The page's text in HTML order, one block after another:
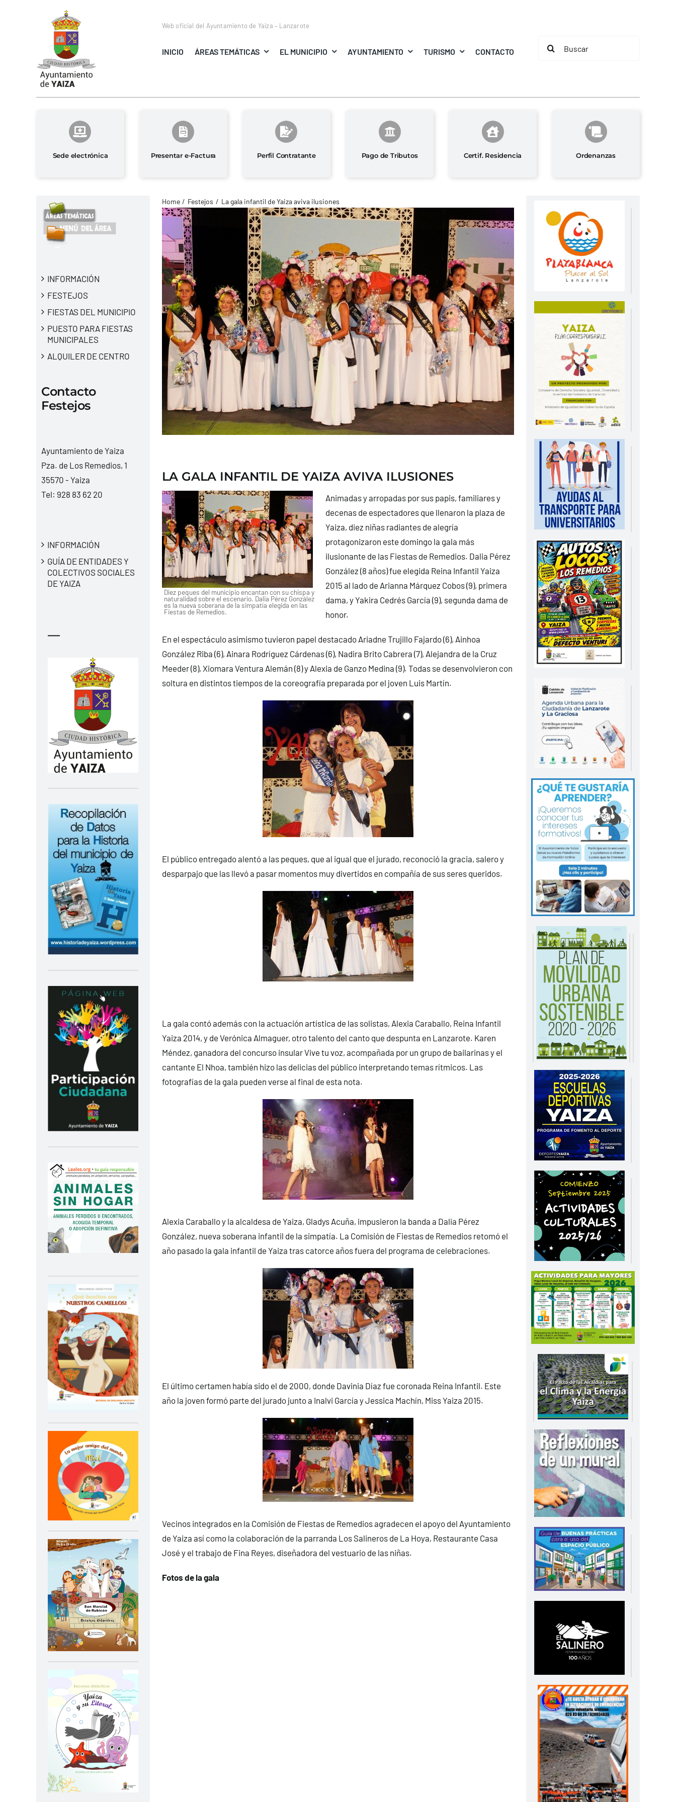
Web oficial del Ayuntamiento de Yaiza – Lanzarote
INICIO ÁREAS TEMÁTICAS EL MUNICIPIO AYUNTAMIENTO TURISMO CONTACTO
Buscar:
Sede electrónica Presentar e-Factura Perfil Contratante Pago de Tributos Certif. Residencia Ordenanzas
INFORMACIÓN
FESTEJOS
FIESTAS DEL MUNICIPIO
PUESTO PARA FIESTAS
MUNICIPALES
ALQUILER DE CENTRO
Contacto
Festejos
Ayuntamiento de Yaiza
Pza. de Los Remedios, 1
35570 - Yaiza
Tel: 928 83 62 20
INFORMACIÓN
GUÍA DE ENTIDADES Y
COLECTIVOS SOCIALES
DE YAIZA
—
Home Festejos La gala infantil de Yaiza aviva ilusiones
LA GALA INFANTIL DE YAIZA AVIVA ILUSIONES
Diez peques del municipio encantan con su chispa y
naturalidad sobre el escenario. Dalia Pérez González
es la nueva soberana de la simpatía elegida en las
Fiestas de Remedios.
Animadas y arropadas por sus papis, familiares y
decenas de espectadores que llenaron la plaza de
Yaiza, diez niñas radiantes de alegría
protagonizaron este domingo la gala más
ilusionante de las Fiestas de Remedios. Dalia Pérez
González (8 años) fue elegida Reina Infantil Yaiza
2015 al lado de Arianna Márquez Cobos (9), primera
dama, y Yakira Cedrés García (9), segunda dama de
honor.
En el espectáculo asimismo tuvieron papel destacado Ariadne Trujillo Fajardo (6), Ainhoa
González Riba (6), Ainara Rodríguez Cárdenas (6), Nadira Brito Cabrera (7), Alejandra de la Cruz
Meeder (8), Xiomara Ventura Alemán (8) y Alexia de Ganzo Medina (9). Todas se desenvolvieron con
soltura en distintos tiempos de la coreografía preparada por el joven Luis Martín.
El público entregado alentó a las peques, que al igual que el jurado, reconoció la gracia, salero y
desparpajo que las llevó a pasar momentos muy divertidos en compañía de sus seres queridos.
La gala contó además con la actuación artística de las solistas, Alexia Caraballo, Reina Infantil
Yaiza 2014, y de Verónica Almaguer, otro talento del canto que despunta en Lanzarote. Karen
Méndez, ganadora del concurso insular Vive tu voz, acompañada por un grupo de bailarinas y el
cantante El Nhoa, también hizo las delicias del público interpretando temas rítmicos. Las
fotografías de la gala pueden verse al final de esta nota.
Alexia Caraballo y la alcaldesa de Yaiza, Gladys Acuña, impusieron la banda a Dalia Pérez
González, nueva soberana infantil de la simpatía. La Comisión de Fiestas de Remedios retomó el
año pasado la gala infantil de Yaiza tras catorce años fuera del programa de celebraciones.
El último certamen había sido el de 2000, donde Davinia Díaz fue coronada Reina Infantil. Este
año la joven formó parte del jurado junto a Inalvi García y Jessica Machín, Miss Yaiza 2015.
Vecinos integrados en la Comisión de Fiestas de Remedios agradecen el apoyo del Ayuntamiento
de Yaiza así como la colaboración de la parranda Los Salineros de La Hoya, Restaurante Casa
José y el trabajo de Fina Reyes, diseñadora del vestuario de las niñas.
Fotos de la gala